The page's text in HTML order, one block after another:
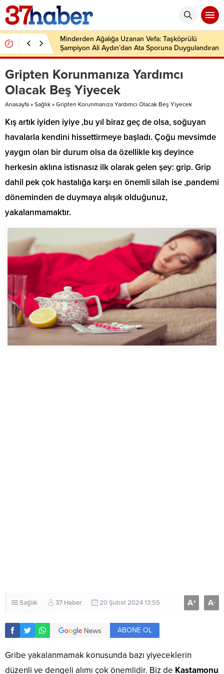
Minderden Ağalığa Uzanan Vefa: Taşköprülü
Şampiyon Ali Aydın’dan Ata Sporuna Duygulandıran
Dönüş
Gripten Korunmanıza Yardımcı
Olacak Beş Yiyecek
Anasayfa » Sağlık » Gripten Korunmanıza Yardımcı Olacak Beş Yiyecek
Kış artık iyiden iyiye ,bu yıl biraz geç de olsa, soğuyan
havalarla kendini hissettirmeye başladı. Çoğu mevsimde
yaygın olan bir durum olsa da özellikle kış deyince
herkesin aklına istisnasız ilk olarak gelen şey: grip. Grip
dahil pek çok hastalığa karşı en önemli silah ise ,pandemi
döneminden de duymaya alışık olduğunuz,
yakalanmamaktır.
Sağlık 37 Haber 20 Şubat 2024 13:55 A+ A-
ABONE OL
Gribe yakalanmamak konusunda bazı yiyeceklerin
düzenli ve dengeli alımı çok önemlidir. Biz de Kastamonu